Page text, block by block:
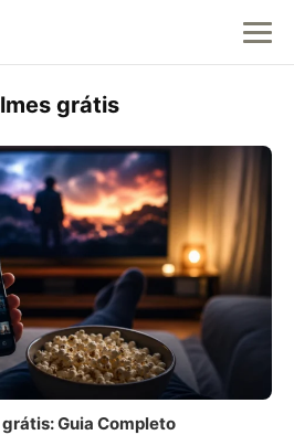
grátis
Guia Completo